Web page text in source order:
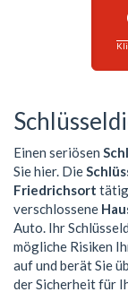
Einen seriösen
Sie hier. Die
Friedrichsort tätig
verschlossene
Auto. Ihr
mögliche Risiken
auf und berät Sie
der Sicherheit für